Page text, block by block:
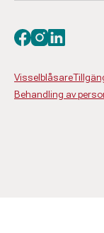
Visselblåsare
Behandling av
Besök oss på
Besök oss på
Besök oss